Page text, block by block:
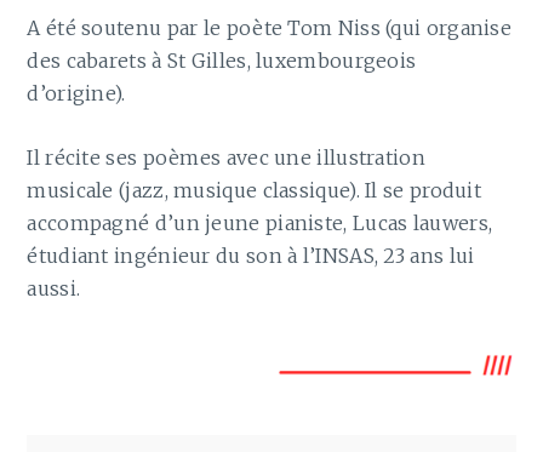
A été soutenu par le poète Tom Niss (qui organise
des cabarets à St Gilles, luxembourgeois
d’origine).
Il récite ses poèmes avec une illustration
musicale (jazz, musique classique). Il se produit
accompagné d’un jeune pianiste, Lucas lauwers,
étudiant ingénieur du son à l’INSAS, 23 ans lui
aussi.